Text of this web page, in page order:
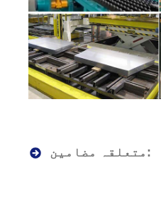
متعلقہ مضامین: